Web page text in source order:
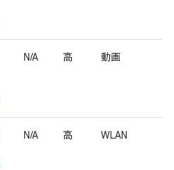
N/A 高 動画
N/A 高 WLAN